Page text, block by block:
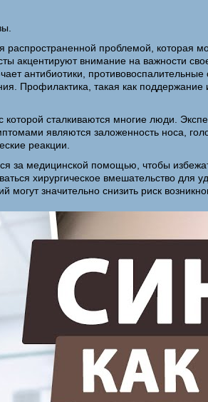
распространенной проблемой, которая
внимание на важности
антибиотики,
Профилактика, такая как
сталкиваются многие люди.
являются заложенность носа,
реакции.
за медицинской помощью, чтобы
хирургическое вмешательство для
значительно снизить риск